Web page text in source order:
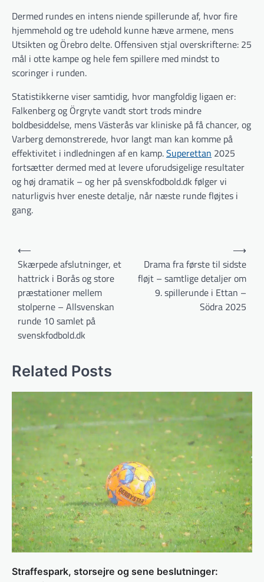
Dermed rundes en intens niende spillerunde af, hvor fire
hjemmehold og tre udehold kunne hæve armene, mens
Utsikten og Örebro delte. Offensiven stjal overskrifterne: 25
mål i otte kampe og hele fem spillere med mindst to
scoringer i runden.
Statistikkerne viser samtidig, hvor mangfoldig ligaen er:
Falkenberg og Örgryte vandt stort trods mindre
boldbesiddelse, mens Västerås var kliniske på få chancer, og
Varberg demonstrerede, hvor langt man kan komme på
effektivitet i indledningen af en kamp.Superettan 2025
fortsætter dermed med at levere uforudsigelige resultater
og høj dramatik – og her på svenskfodbold.dk følger vi
naturligvis hver eneste detalje, når næste runde fløjtes i
gang.
Indlægsnavigation
⟵
Skærpede afslutninger, et
hattrick i Borås og store
præstationer mellem
stolperne – Allsvenskan
runde 10 samlet på
svenskfodbold.dk
Drama fra første til sidste
fløjt – samtlige detaljer om
9. spillerunde i Ettan –
Södra 2025
⟶
Related Posts
Straffespark, storsejre og sene beslutninger: